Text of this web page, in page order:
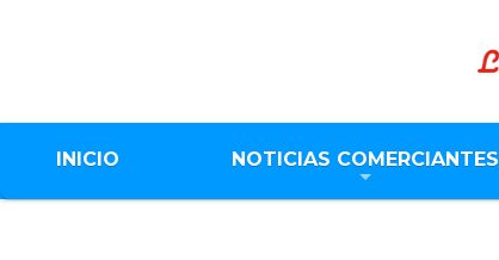
INICIO NOTICIAS COMERCIANTES